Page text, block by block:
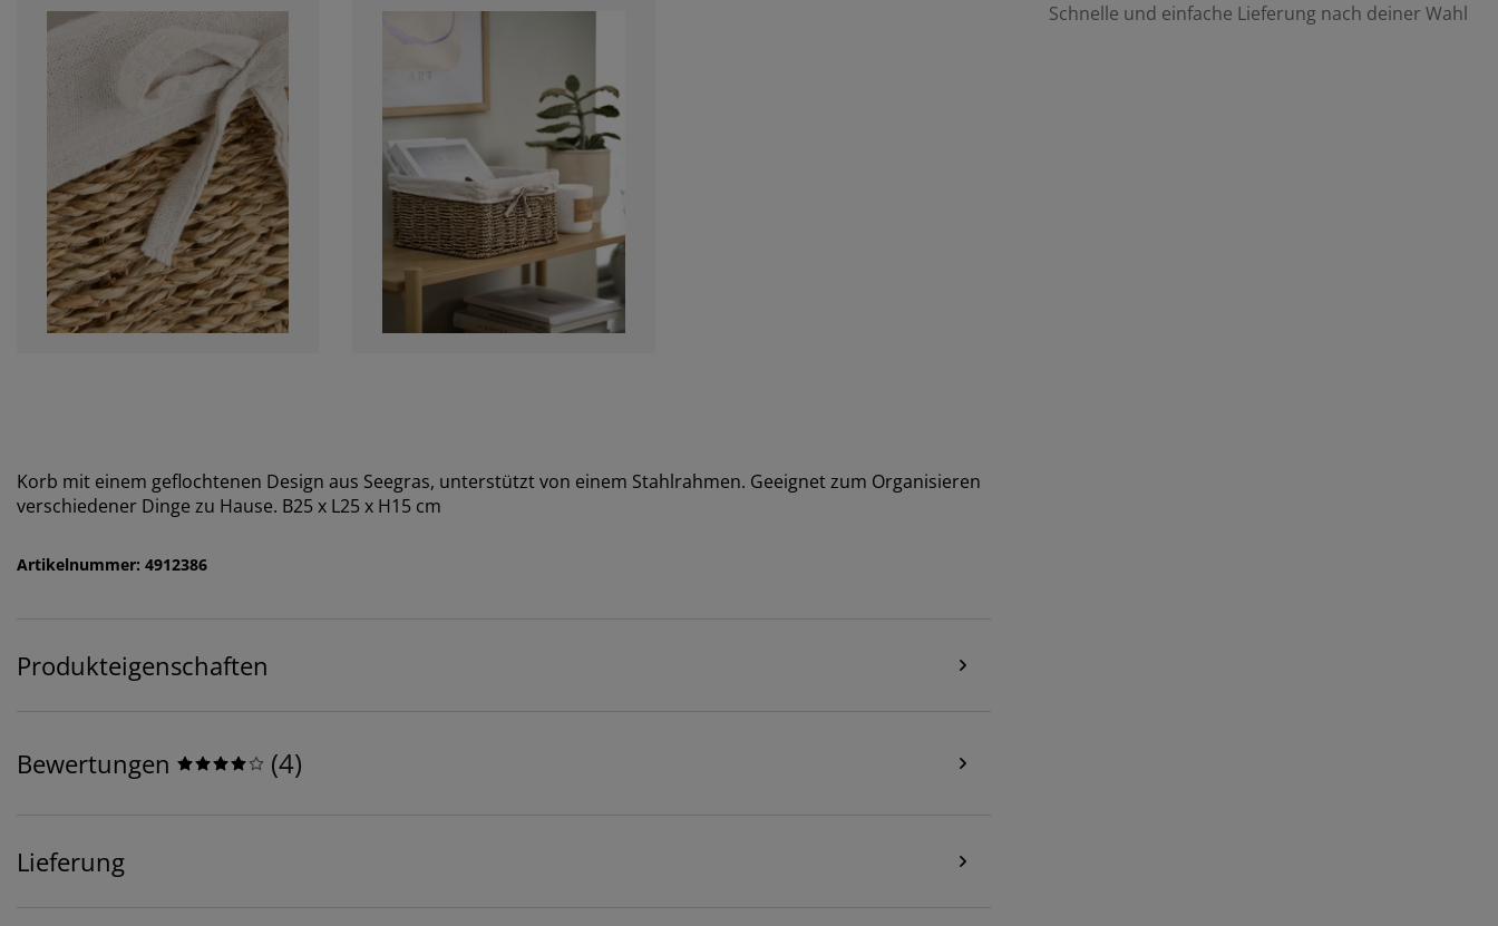
Schnelle und einfache Lieferung nach deiner Wahl
Korb mit einem geflochtenen Design aus Seegras, unterstützt von einem Stahlrahmen. Geeignet zum Organisieren
verschiedener Dinge zu Hause. B25 x L25 x H15 cm
Artikelnummer: 4912386
Produkteigenschaften
Bewertungen (4)
Lieferung